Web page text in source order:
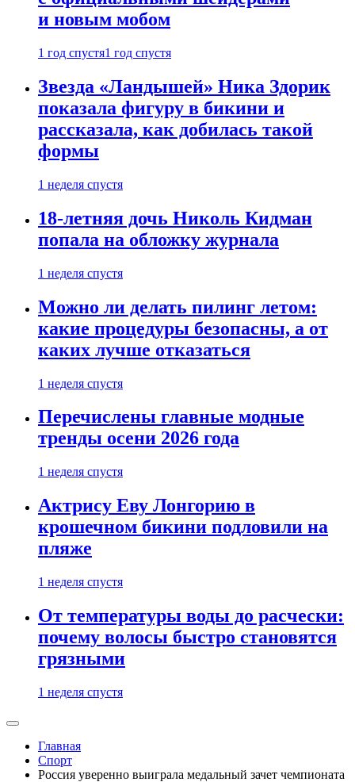
и новым мобом
1 год спустя1 год спустя
Звезда «Ландышей» Ника Здорик
показала фигуру в бикини и
рассказала, как добилась такой
формы
1 неделя спустя
18-летняя дочь Николь Кидман
попала на обложку журнала
1 неделя спустя
Можно ли делать пилинг летом:
какие процедуры безопасны, а от
каких лучше отказаться
1 неделя спустя
Перечислены главные модные
тренды осени 2026 года
1 неделя спустя
Актрису Еву Лонгорию в
крошечном бикини подловили на
пляже
1 неделя спустя
От температуры воды до расчески:
почему волосы быстро становятся
грязными
1 неделя спустя
Главная
Спорт
Россия уверенно выиграла медальный зачет чемпионата